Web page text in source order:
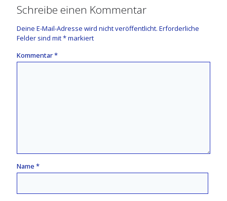
Schreibe einen Kommentar
Deine E-Mail-Adresse wird nicht veröffentlicht. Erforderliche
Felder sind mit*markiert
Kommentar*
Name *